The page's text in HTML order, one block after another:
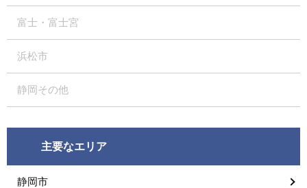
富士・富士宮
浜松市
静岡その他
主要なエリア
静岡市